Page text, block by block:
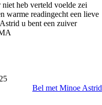
heb verteld voelde zei
warme readingecht een lieve
u bent een zuiver
Bel met Minoe Astrid